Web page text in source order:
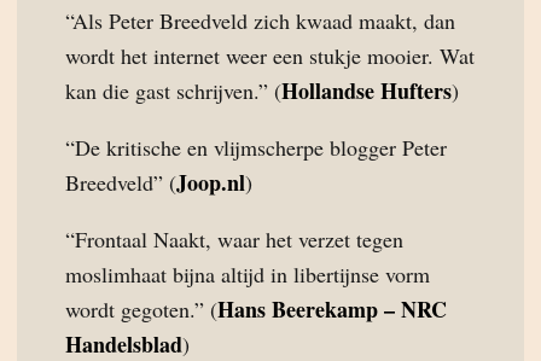
“Als Peter Breedveld zich kwaad maakt, dan
wordt het internet weer een stukje mooier. Wat
kan die gast schrijven.” (Hollandse Hufters)
“De kritische en vlijmscherpe blogger Peter
Breedveld” (Joop.nl)
“Frontaal Naakt, waar het verzet tegen
moslimhaat bijna altijd in libertijnse vorm
wordt gegoten.” (Hans Beerekamp – NRC
Handelsblad)